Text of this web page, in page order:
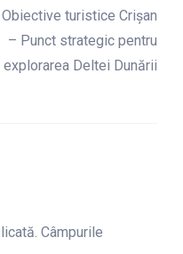
Obiective turistice Crișan
– Punct strategic pentru
explorarea Deltei Dunării
Câmpurile